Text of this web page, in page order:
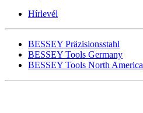
Hírlevél
BESSEY Präzisionsstahl
BESSEY Tools Germany
BESSEY Tools North America